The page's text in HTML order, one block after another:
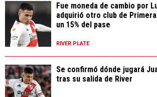
Fue moneda de cambio por
adquirió otro club de
un 15% del pase
RIVER PLATE
Se confirmó dónde jugará
tras su salida de River